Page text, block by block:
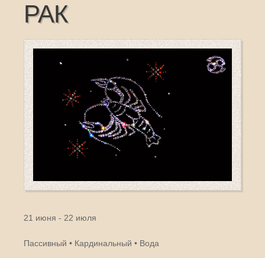
РАК
21 июня - 22 июля
Пассивный • Кардинальный • Вода